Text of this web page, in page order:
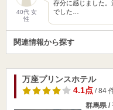
40代 女
性
存分に感じました
でした…
関連情報から探す
万座プリンスホテル
4.1点/ 84
群馬県 /